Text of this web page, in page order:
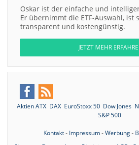
Oskar ist der einfache und
Er übernimmt die ETF-Auswahl, ist
transparent und kostengünstig.
JETZT MEHR
Aktien ATX DAX EuroStoxx 50 Dow Jones
S&P 500
Kontakt- Impressum-Werbung-